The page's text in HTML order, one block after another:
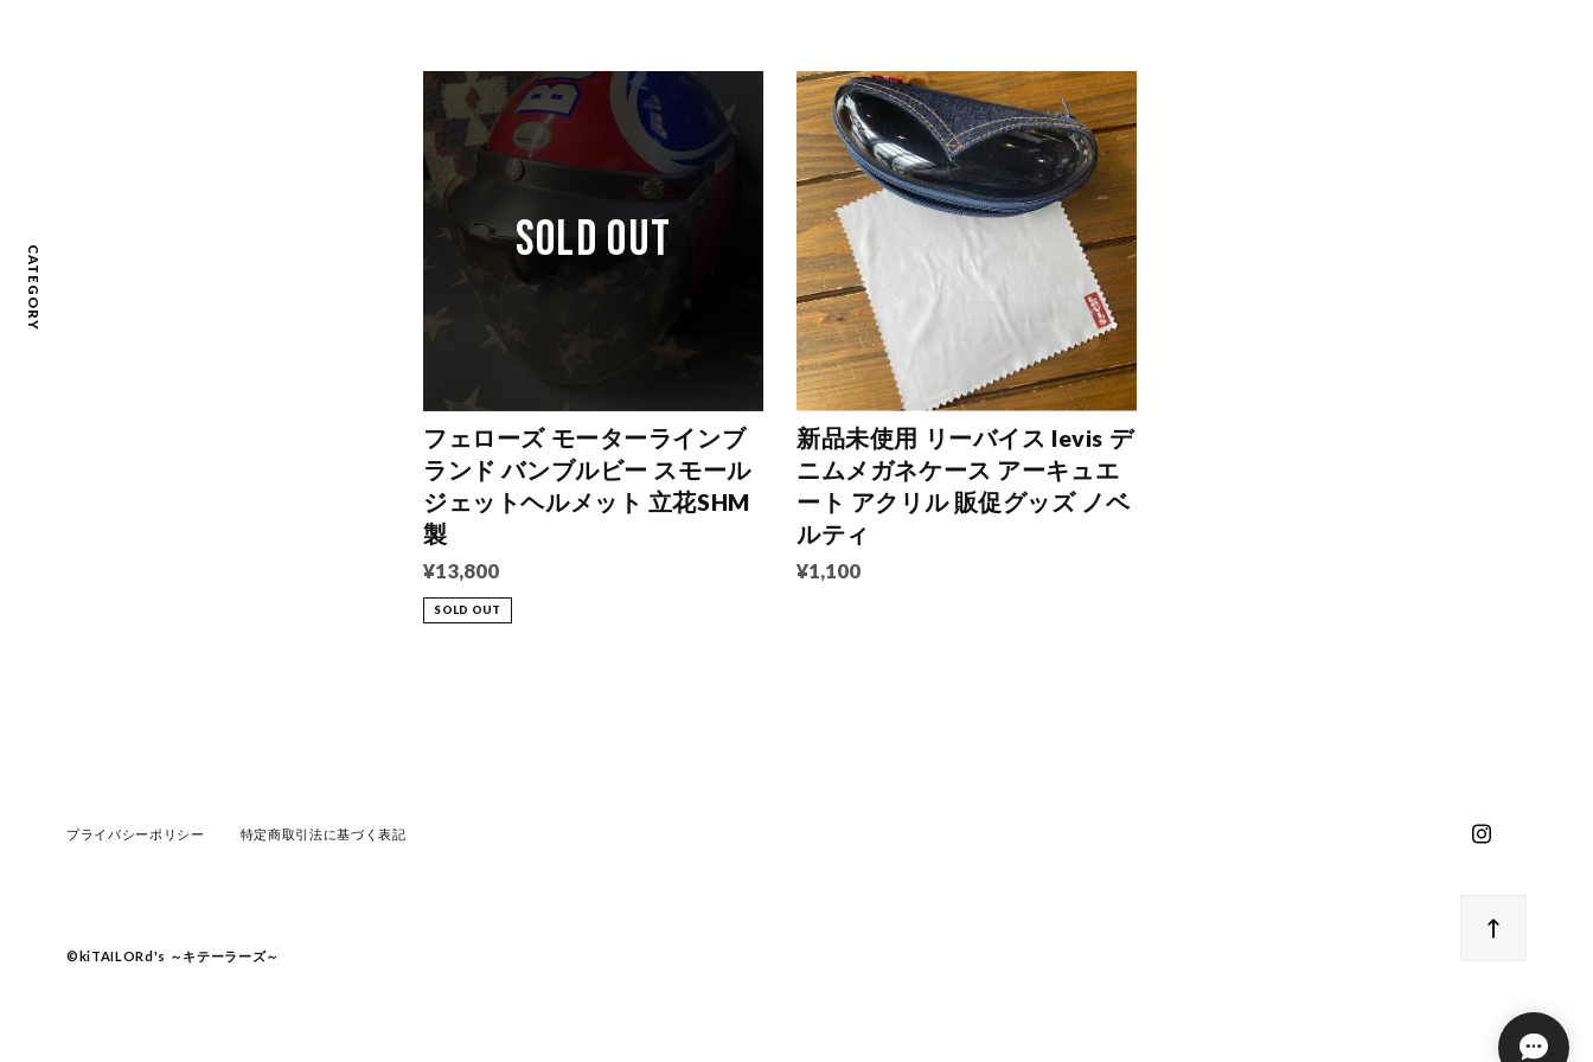
CATEGORY
SOLD OUT
フェローズ モーターラインブ
ランド バンブルビー スモール
ジェットヘルメット 立花SHM
製
¥13,800
SOLD OUT
新品未使用 リーバイス levis デ
ニムメガネケース アーキュエ
ート アクリル 販促グッズ ノベ
ルティ
¥1,100
プライバシーポリシー 特定商取引法に基づく表記
©︎kiTAILORd's ～キテーラーズ～